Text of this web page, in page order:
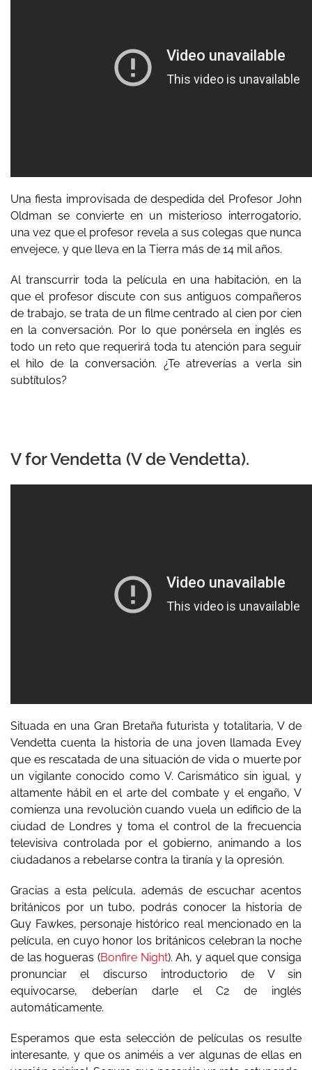
Una fiesta improvisada de despedida del Profesor John
Oldman se convierte en un misterioso interrogatorio,
una vez que el profesor revela a sus colegas que nunca
envejece, y que lleva en la Tierra más de 14 mil años.
Al transcurrir toda la película en una habitación, en la
que el profesor discute con sus antiguos compañeros
de trabajo, se trata de un filme centrado al cien por cien
en la conversación. Por lo que ponérsela en inglés es
todo un reto que requerirá toda tu atención para seguir
el hilo de la conversación. ¿Te atreverías a verla sin
subtítulos?
V for Vendetta (V de Vendetta).
Situada en una Gran Bretaña futurista y totalitaria, V de
Vendetta cuenta la historia de una joven llamada Evey
que es rescatada de una situación de vida o muerte por
un vigilante conocido como V. Carismático sin igual, y
altamente hábil en el arte del combate y el engaño, V
comienza una revolución cuando vuela un edificio de la
ciudad de Londres y toma el control de la frecuencia
televisiva controlada por el gobierno, animando a los
ciudadanos a rebelarse contra la tiranía y la opresión.
Gracias a esta película, además de escuchar acentos
británicos por un tubo, podrás conocer la historia de
Guy Fawkes, personaje histórico real mencionado en la
película, en cuyo honor los británicos celebran la noche
de las hogueras (Bonfire Night). Ah, y aquel que consiga
pronunciar el discurso introductorio de V sin
equivocarse, deberían darle el C2 de inglés
automáticamente.
Esperamos que esta selección de películas os resulte
interesante, y que os animéis a ver algunas de ellas en